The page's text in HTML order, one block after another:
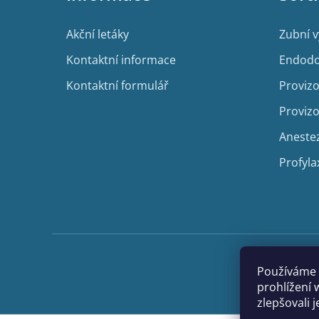
prohlížení
zlepšovali
Akční letáky
Kontaktní informace
Kontaktní formulář
Zubní